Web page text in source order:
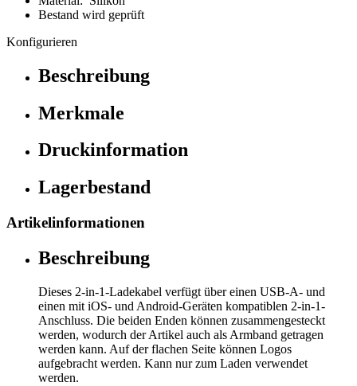
Bestand wird geprüft
Konfigurieren
Beschreibung
Merkmale
Druckinformation
Lagerbestand
Artikelinformationen
Beschreibung
Dieses 2-in-1-Ladekabel verfügt über einen USB-A- und
einen mit iOS- und Android-Geräten kompatiblen 2-in-1-
Anschluss. Die beiden Enden können zusammengesteckt
werden, wodurch der Artikel auch als Armband getragen
werden kann. Auf der flachen Seite können Logos
aufgebracht werden. Kann nur zum Laden verwendet
werden.